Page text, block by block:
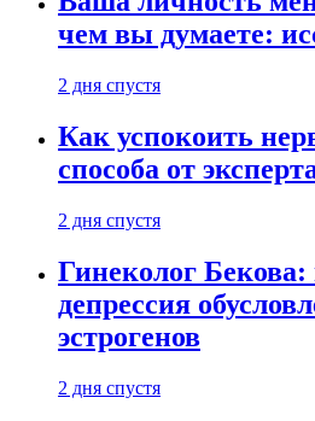
чем вы думаете:
2 дня спустя
Как успокоить
способа от
2 дня спустя
Гинеколог Бекова:
депрессия
эстрогенов
2 дня спустя